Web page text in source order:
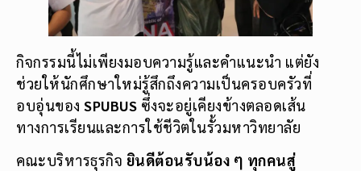
กิจกรรมนี้ไม่เพียงมอบความรู้และคำแนะนำ แต่ยัง
ช่วยให้นักศึกษาใหม่รู้สึกถึงความเป็นครอบครัวที่
อบอุ่นของ SPUBUS ซึ่งจะอยู่เคียงข้างตลอดเส้น
ทางการเรียนและการใช้ชีวิตในรั้วมหาวิทยาลัย
คณะบริหารธุรกิจ ยินดีต้อนรับน้อง ๆ ทุกคนสู่